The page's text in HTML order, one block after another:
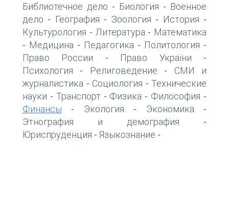
Библиотечное дело - Биология - Военное
дело - География - Зоология - История -
Культурология - Литература - Математика
- Медицина - Педагогика - Политология -
Право России - Право України -
Психология - Религоведение - СМИ и
журналистика - Социология - Технические
науки - Транспорт- Физика - Философия -
Финансы - Экология - Экономика -
Этнография и демография -
Юриспруденция - Языкознание -